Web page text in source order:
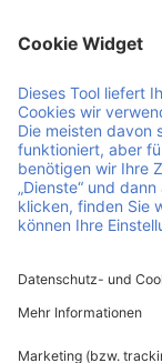
Member of Faber
Hilfreiche
Kontakt